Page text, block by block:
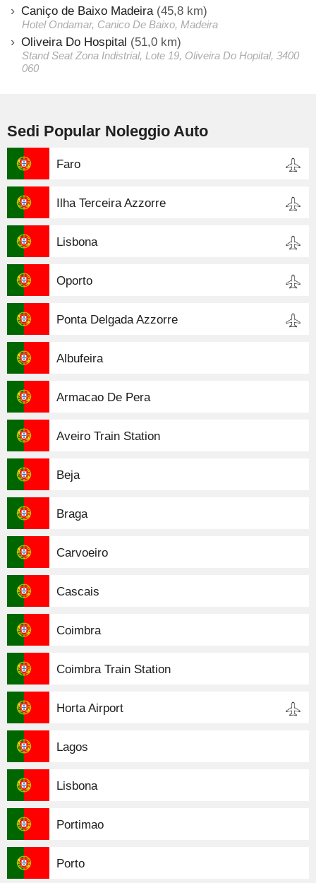
Caniço de Baixo Madeira (45,8 km)
Hotel Ondamar, Canico De Baixo, Madeira
Oliveira Do Hospital (51,0 km)
Stand Seat Zona Indistrial, Lote 19, Oliveira Do Hopital, 3400
060
Sedi Popular Noleggio Auto
Faro
Ilha Terceira Azzorre
Lisbona
Oporto
Ponta Delgada Azzorre
Albufeira
Armacao De Pera
Aveiro Train Station
Beja
Braga
Carvoeiro
Cascais
Coimbra
Coimbra Train Station
Horta Airport
Lagos
Lisbona
Portimao
Porto